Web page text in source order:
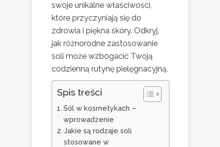
swoje unikalne właściwości,
które przyczyniają się do
zdrowia i piękna skóry. Odkryj,
jak różnorodne zastosowanie
soli może wzbogacić Twoją
codzienną rutynę pielęgnacyjną.
Spis treści
Sól w kosmetykach –
wprowadzenie
Jakie są rodzaje soli
stosowane w